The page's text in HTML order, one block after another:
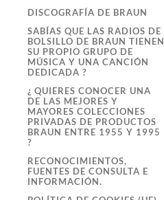
DISCOGRAFÍA DE BRAUN
SABÍAS QUE LAS RADIOS DE
BOLSILLO DE BRAUN TIENEN
SU PROPIO GRUPO DE
MÚSICA Y UNA CANCIÓN
DEDICADA ?
¿ QUIERES CONOCER UNA
DE LAS MEJORES Y
MAYORES COLECCIONES
PRIVADAS DE PRODUCTOS
BRAUN ENTRE 1955 Y 1995
?
RECONOCIMIENTOS,
FUENTES DE CONSULTA E
INFORMACIÓN.